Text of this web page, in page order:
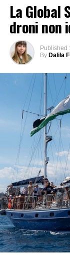
La Global
droni non
Published
By Dalila